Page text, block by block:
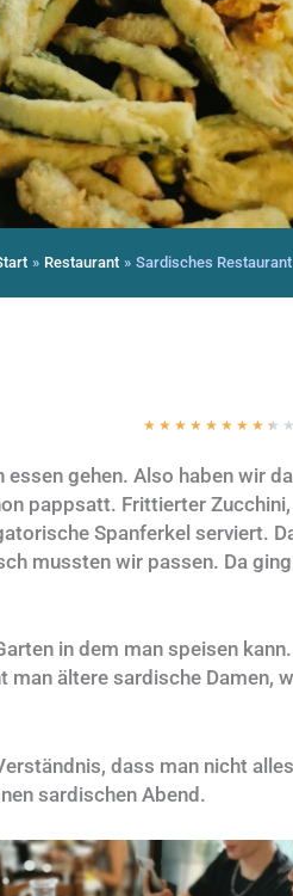
Restaurant Sardisches Restaurant
★ ★ ★ ★ ★ ★ ★ ★ ★ ★
gehen. Also haben wir
pappsatt. Frittierter
Spanferkel serviert.
mussten wir passen. Da
in dem man speisen
ältere sardische Damen,
dass man nicht
sardischen Abend.